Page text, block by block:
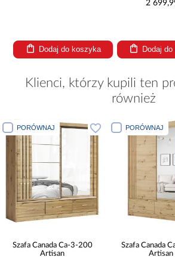
Dodaj do koszyka
2
Dodaj
Klienci, którzy kupili ten
również
PORÓWNAJ
Szafa Canada Ca-3-200
Artisan
PORÓWNAJ
Szafa Canada
Artisan